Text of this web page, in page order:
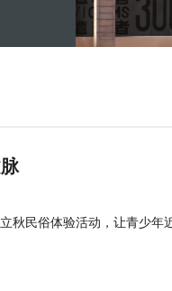
秋民俗体验活动，让青少年